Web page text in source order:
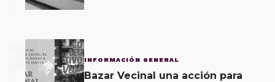
2 INFORMACIÓN GENERAL
Bazar Vecinal una acción para